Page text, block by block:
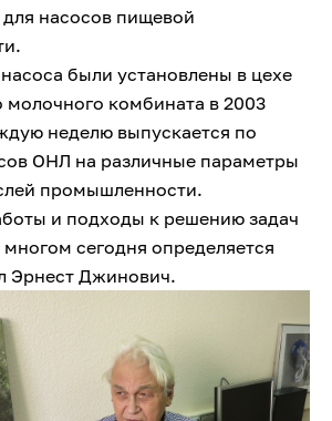
насосов пищевой
были установлены в цехе
молочного комбината в 2003
неделю выпускается по
ОНЛ на различные параметры
промышленности.
и подходы к решению задач
сегодня определяется
Эрнест Джинович.